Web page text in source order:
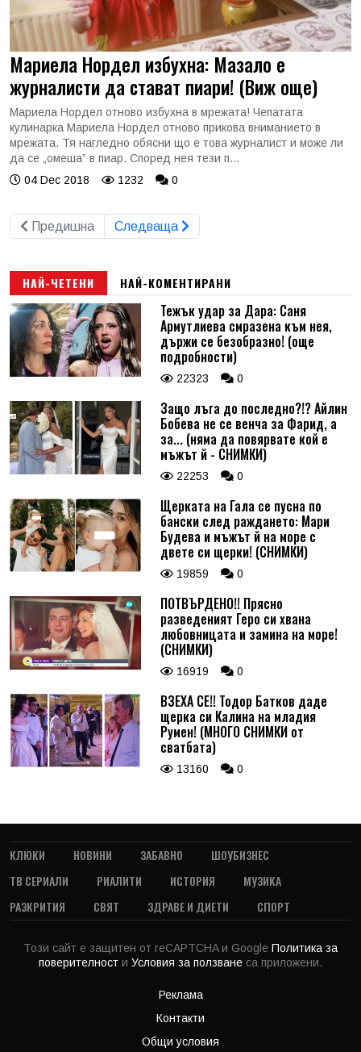
Мариела Нордел избухна: Мазало е
журналисти да стават пиари! (Виж още)
Мариела Нордел отново избухна в мрежата! Чепатата
кулинарка Мариела Нордел отново прикова вниманието в
мрежата. Тя нагледно обясни що е това журналист и може ли
да се „омеша” в пиар. Според нея тези п...
04 Dec 2018
1232 0
Предишна Следваща
НАЙ-ЧЕТЕНИ НАЙ-КОМЕНТИРАНИ
Тежък удар за Дара: Саня
Армутлиева смразена към нея,
държи се безобразно! (още
подробности)
22323 0
Защо лъга до последно?!? Айлин
Бобева не се венча за Фарид, а
за... (няма да повярвате кой е
мъжът й - СНИМКИ)
22253 0
Щерката на Гала се пусна по
бански след раждането: Мари
Будева и мъжът й на море с
двете си щерки! (СНИМКИ)
19859 0
ПОТВЪРДЕНО!! Прясно
разведеният Геро си хвана
любовницата и замина на море!
(СНИМКИ)
16919 0
ВЗЕХА СЕ!! Тодор Батков даде
щерка си Калина на младия
Румен! (МНОГО СНИМКИ от
сватбата)
13160 0
КЛЮКИ НОВИНИ ЗАБАВНО
ШОУБИЗНЕС
ТВ СЕРИАЛИ
РИАЛИТИ ИСТОРИЯ
МУЗИКА
РАЗКРИТИЯ
СВЯТ ЗДРАВЕ И ДИЕТИ СПОРТ
Този сайт е защитен от reCAPTCHA и Google Политика за
поверителност и Условия за ползване са приложени.
Реклама
Контакти
Общи условия